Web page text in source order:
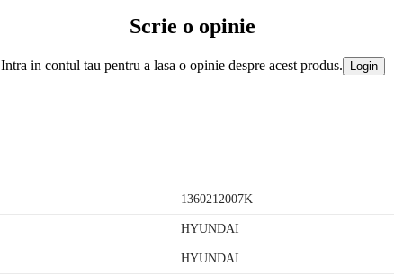
Scrie o opinie
Intra in contul tau pentru a lasa o opinie despre acest produs. Login
1360212007K
HYUNDAI
HYUNDAI